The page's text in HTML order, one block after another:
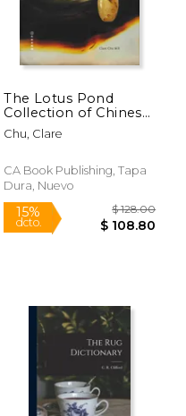
50%
dcto.
The Lotus Pond
Collection of Chinese
Snuff Bottles
Chu, Clare
CA Book Publishing, Tapa
Dura, Nuevo